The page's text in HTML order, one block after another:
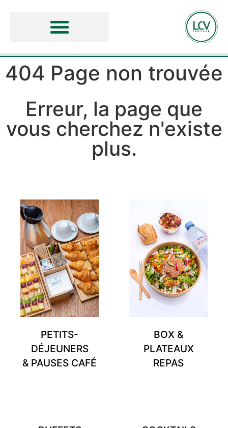
404 Page non trouvée
Erreur, la page que
vous cherchez n'existe
plus.
PETITS-
DÉJEUNERS
& PAUSES CAFÉ
BOX &
PLATEAUX
REPAS